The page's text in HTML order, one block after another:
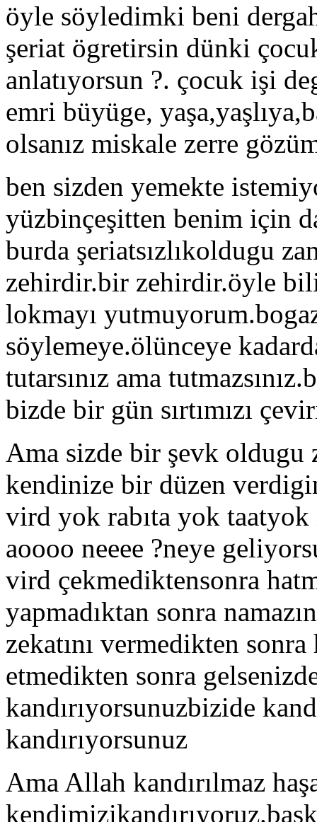
öyle söyledimki beni
şeriat ögretirsin dünki
anlatıyorsun ?. çocuk işi
emri büyüge,
olsanız miskale zerre
ben sizden yemekte
yüzbinçeşitten benim için
burda şeriatsızlıkoldugu
zehirdir.bir zehirdir.öyle
lokmayı
söylemeye.ölünceye
tutarsınız ama
bizde bir gün sırtımızı
Ama sizde bir şevk oldugu
kendinize bir düzen
vird yok rabıta yok
aoooo neeee ?neye
vird çekmediktensonra
yapmadıktan sonra
zekatını vermedikten
etmedikten sonra
kandırıyorsunuzbizide
kandırıyorsunuz
Ama Allah kandırılmaz